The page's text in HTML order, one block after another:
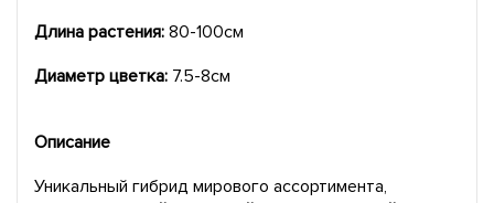
Длина растения: 80-100см
Диаметр цветка:7.5-8см
Описание
Уникальный гибрид мирового ассортимента,